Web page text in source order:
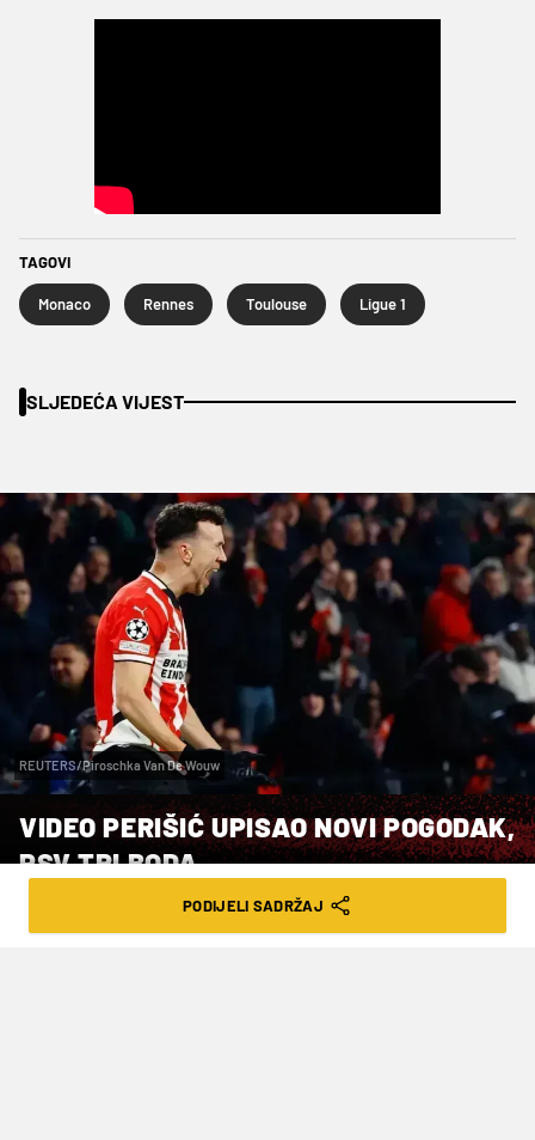
TAGOVI
Monaco Rennes Toulouse Ligue 1
SLJEDEĆA VIJEST
REUTERS/Piroschka Van De Wouw
VIDEO PERIŠIĆ UPISAO NOVI POGODAK,
PSV TRI BODA
PODIJELI SADRŽAJ